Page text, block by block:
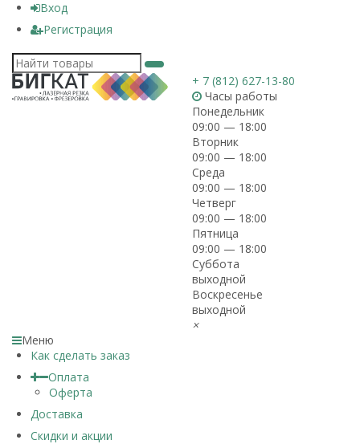
Вход
Регистрация
+ 7 (812) 627-13-80
Часы работы
Понедельник
09:00 — 18:00
Вторник
09:00 — 18:00
Среда
09:00 — 18:00
Четверг
09:00 — 18:00
Пятница
09:00 — 18:00
Суббота
выходной
Воскресенье
выходной
×
Меню
Как сделать заказ
Оплата
Оферта
Доставка
Скидки и акции